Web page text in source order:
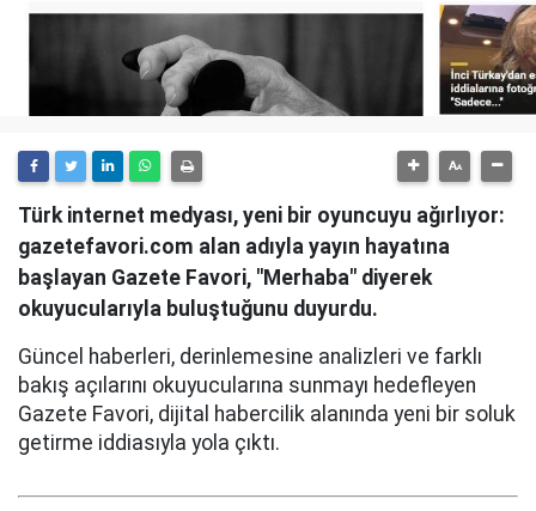
Türk internet medyası, yeni bir oyuncuyu ağırlıyor:
gazetefavori.com alan adıyla yayın hayatına
başlayan Gazete Favori, "Merhaba" diyerek
okuyucularıyla buluştuğunu duyurdu.
Güncel haberleri, derinlemesine analizleri ve farklı
bakış açılarını okuyucularına sunmayı hedefleyen
Gazete Favori, dijital habercilik alanında yeni bir soluk
getirme iddiasıyla yola çıktı.